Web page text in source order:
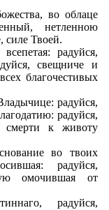
во облаце
нетленною
силе Твоей.
радуйся,
свещниче и
благочестивых
радуйся,
радуйся,
смерти к животу
во твоих
радуйся,
омочившая от
радуйся,